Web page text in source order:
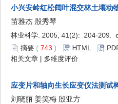
小兴安岭红松阔叶混交林土壤动
苗雅杰 殷秀琴
林业科学. 2005, 41(2): 204-209.
摘要 ( 743 ) HTML
相关文章 | 多维度评价
应变片和轴向生长应变仪法测试
刘晓丽 姜笑梅 殷亚方